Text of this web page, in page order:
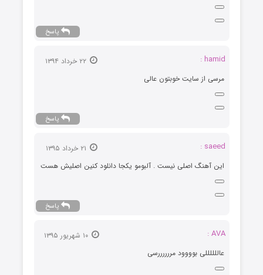
پاسخ
hamid :
مرسی از سایت خوبتون عالی
پاسخ
saeed :
این آهنگ اصلی نیست . آلبومو یکجا دانلود کنین اصلیش هست
پاسخ
AVA :
۱۰ شهریور ۱۳۹۵
عاللللللی بوووود مررررررسی